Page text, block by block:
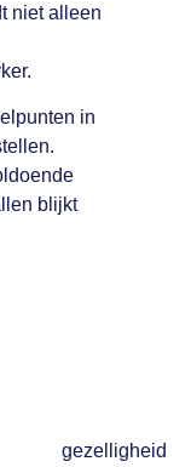
niet alleen
in
blijkt